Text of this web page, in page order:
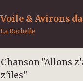
Voile & Avirons
La Rochelle
Chanson "Allons
z'iles"